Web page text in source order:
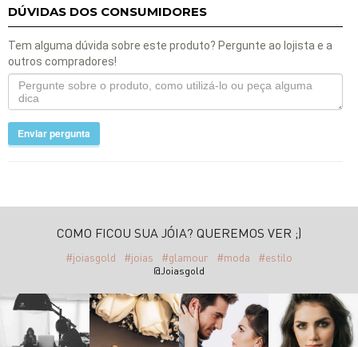
DÚVIDAS DOS CONSUMIDORES
Tem alguma dúvida sobre este produto? Pergunte ao lojista e a
outros compradores!
Enviar pergunta
COMO FICOU SUA JÓIA? QUEREMOS VER ;)
#joiasgold #joias #glamour #moda #estilo
@Joiasgold